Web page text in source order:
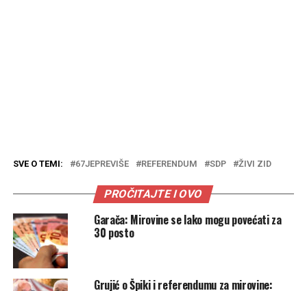
SVE O TEMI: 67JEPREVIŠE REFERENDUM SDP ŽIVI ZID
PROČITAJTE I OVO
Garača: Mirovine se lako mogu povećati za
30 posto
Grujić o Špiki i referendumu za mirovine: